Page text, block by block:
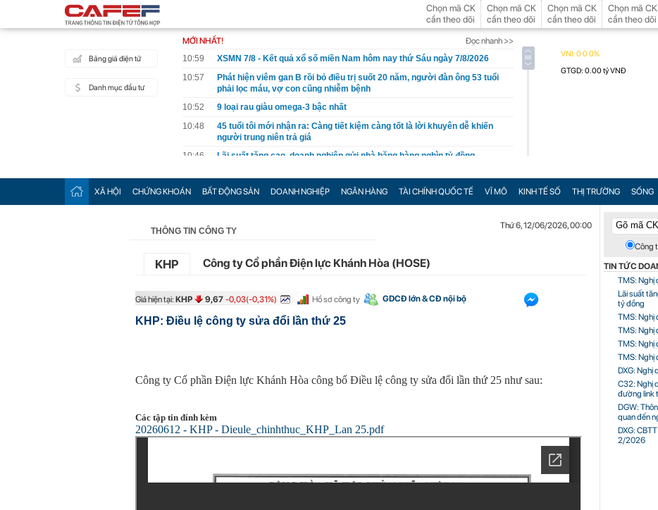
Chọn mã CK
cần theo dõi
Chọn mã CK
cần theo dõi
Chọn mã CK
cần theo dõi
Chọn mã CK
cần theo dõi
Bảng giá điện tử
Danh mục đầu tư
MỚI NHẤT!
Đọc nhanh >>
10:59
XSMN 7/8 - Kết quả xổ số miền Nam hôm nay thứ Sáu ngày 7/8/2026
10:57
Phát hiện viêm gan B rồi bỏ điều trị suốt 20 năm, người đàn ông 53 tuổi
phải lọc máu, vợ con cũng nhiễm bệnh
10:52
9 loại rau giàu omega-3 bậc nhất
10:48
45 tuổi tôi mới nhận ra: Càng tiết kiệm càng tốt là lời khuyên dễ khiến
người trung niên trả giá
10:46
Lãi suất tăng cao, doanh nghiệp gửi nhà băng hàng nghìn tỷ đồng
10:30
Chọn đúng đầu tàu: Danh mục doanh nghiệp nhà nước mạnh và bài toán
giao nhiệm vụ
Giữa làn sóng ưu đãi ô tô, điều khiến Volkswagen khác biệt lại không nằm
trên bảng giá
Nên làm gì trong tiết Lập thu 2026?
10:03
TPHCM chuẩn bị khởi công nhiều dự án dịp Quốc khánh 2/9
10 tỷ đồng
09:42
cánh
9 trụ cầu Hồng Hà dần lộ diện giữa sông Hồng
XÃ HỘI CHỨNG KHOÁN BẤT ĐỘNG SẢN DOANH NGHIỆP NGÂN HÀNG TÀI CHÍNH QUỐC TẾ VĨ MÔ KINH TẾ SỐ THỊ TRƯỜNG SỐNG
THÔNG TIN CÔNG TY
Thứ 6, 12/06/2026, 00:00
KHP Công ty Cổ phần Điện lực Khánh Hòa (HOSE)
Giá hiện tại: KHP 9,67 -0,03(-0,31%) Hồ sơ công ty GDCĐ lớn & CĐ nội bộ
KHP: Điều lệ công ty sửa đổi lần thứ 25
Công ty Cổ phần Điện lực Khánh Hòa công bố Điều lệ công ty sửa đổi lần thứ 25 như sau:
Các tập tin đính kèm
20260612 - KHP - Dieule_chinhthuc_KHP_Lan 25.pdf
Công
TIN TỨC
TMS: Nghị
Lãi suất
tỷ đồng
TMS: Nghị
TMS: Nghị
TMS: Nghị
TMS: Nghị
DXG: Nghị
C32: Nghị
đường link
DGW:
quan đến
DXG:
2/2026